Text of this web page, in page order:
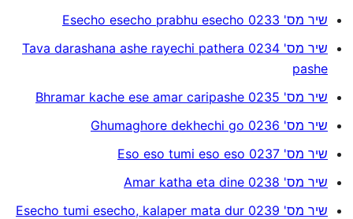
שיר מס' 0233 Esecho esecho prabhu esecho
שיר מס' 0234 Tava darashana ashe rayechi pathera
pashe
שיר מס' 0235 Bhramar kache ese amar caripashe
שיר מס' 0236 Ghumaghore dekhechi go
שיר מס' 0237 Eso eso tumi eso eso
שיר מס' 0238 Amar katha eta dine
שיר מס' 0239 Esecho tumi esecho, kalaper mata dur